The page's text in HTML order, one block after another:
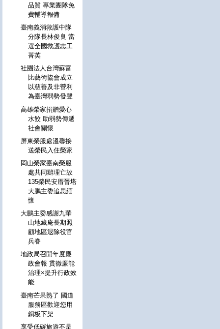
品質 專業團隊免
費輔導報備
臺南義消救護中隊
分隊長林俊良 當
選全國救護志工
菁英
社團法人台灣蘇富
比藝術協會成立
以慈善及非營利
為臺灣弱勢發聲
高雄榮家捐贈愛心
水餃 助弱勢傳遞
社會關懷
屏東榮服處溫馨接
送榮民入住榮家
岡山榮家臺南榮服
處共同辦理亡故
135榮民安厝晉塔
大鵬主委追思緬
懷
大鵬主委感謝九華
山地藏庵長期照
顧地區退除役官
兵眷
地政局召開年度廉
政會報 貫徹廉能
治理×提升行政效
能
臺南芒果熟了 國道
服務區歡迎您用
銅板下架
享受低碳旅遊不是